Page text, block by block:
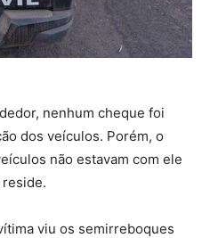
nenhum cheque foi
dos veículos. Porém, o
não estavam com ele
reside.
viu os semirreboques